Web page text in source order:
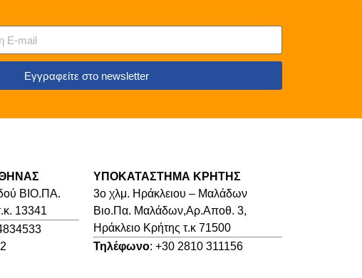
Εγγραφείτε στο newsletter
ΒΙΟ.ΠΑ.
13341
ΥΠΟΚΑΤΑΣΤΗΜΑ ΚΡΗΤΗΣ
3o χλμ. Ηράκλειου – Μαλάδων
Βιο.Πα. Μαλάδων,Αρ.Αποθ. 3,
Ηράκλειο Κρήτης τ.κ 71500
Τηλέφωνο: +30 2810 311156